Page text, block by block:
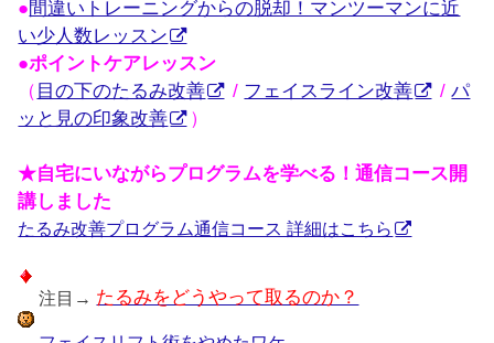
●間違いトレーニングからの脱却！マンツーマンに近
い少人数レッスン
●ポイントケアレッスン
（ 目の下のたるみ改善 / フェイスライン改善 /パ
ッと見の印象改善
）
★自宅にいながらプログラムを学べる！通信コース開
講しました
たるみ改善プログラム通信コース 詳細はこちら
注目→ たるみをどうやって取るのか？